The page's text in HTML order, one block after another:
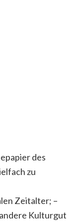
des
zu
Zeitalter; –
Kulturgut